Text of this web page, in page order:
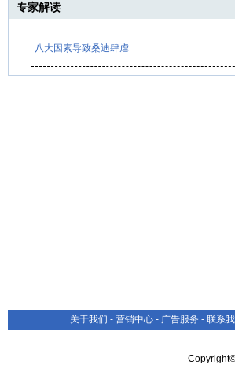
专家解读
八大因素导致桑迪肆虐
关于我们 - 营销中心 - 广告服务 - 联系